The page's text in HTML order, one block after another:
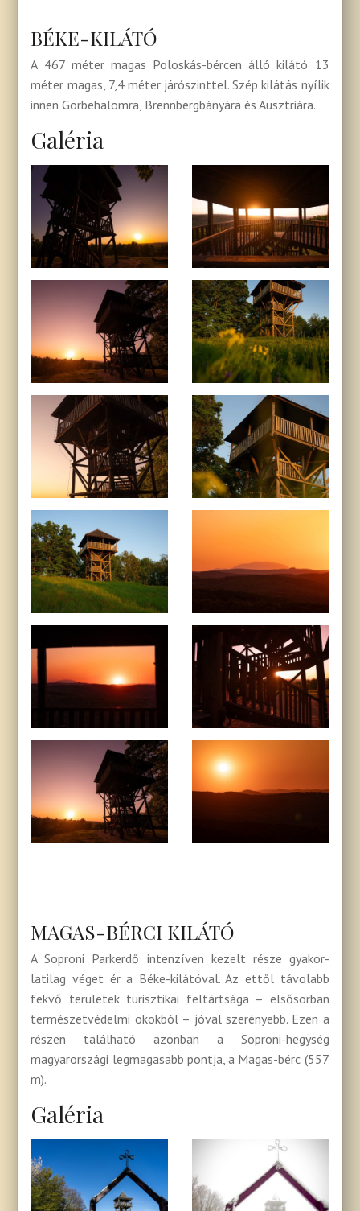
BÉKE-KILÁTÓ
A 467 méter magas Poloskás-bércen álló kilátó 13
méter magas, 7,4 méter járószinttel. Szép kilátás nyílik
innen Görbehalomra, Brennbergbányára és Ausztriára.
Galéria
MAGAS-BÉRCI KILÁTÓ
A Soproni Parkerdő intenzíven kezelt része gyakor­
latilag véget ér a Béke-kilátóval. Az ettől távolabb
fekvő területek turisztikai feltártsága – elsősorban
természetvédelmi okokból – jóval szerényebb. Ezen a
részen található azonban a Soproni-hegység
magyarországi legmagasabb pontja, a Magas-bérc (557
m).
Galéria